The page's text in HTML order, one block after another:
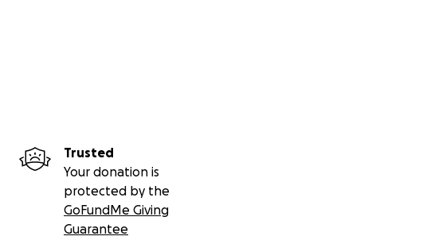
Trusted
Your donation is
protected by the
GoFundMe Giving
Guarantee